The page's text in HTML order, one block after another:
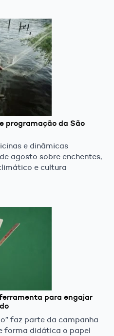
programação da São
e dinâmicas
agosto sobre enchentes,
e cultura
para engajar
faz parte da campanha
forma didática o papel